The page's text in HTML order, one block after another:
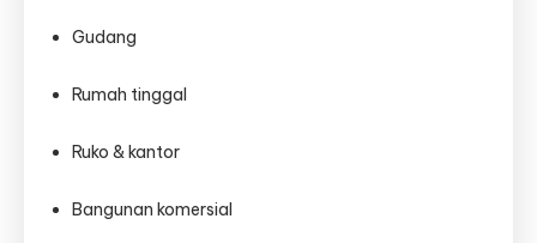
Gudang
Rumah tinggal
Ruko & kantor
Bangunan komersial